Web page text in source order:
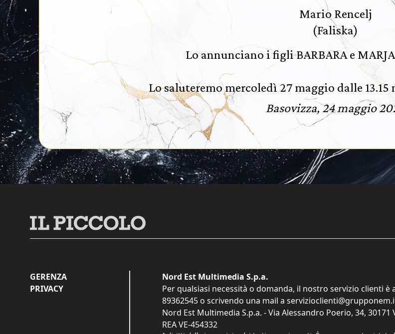
Mario Rencelj
(Faliska)
Lo annunciano i figli BARBARA e
Lo saluteremo mercoledì 27 maggio dalle 13.15
Basovizza, 24 maggio
GERENZA
PRIVACY
Nord Est Multimedia S.p.a.
Per qualsiasi necessità o domanda, il nostro servizio clienti
89362545 o scrivendo una mail a
Nord Est Multimedia S.p.a. - Via Alessandro Poerio, 34, 30171
REA VE-454332